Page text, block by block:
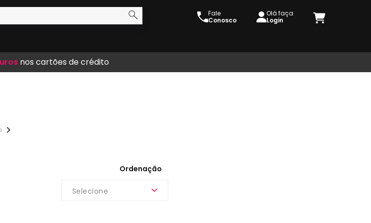
Fale
Conosco
Olá faça
Login
compras acima de R$ 300,00
nos cartões de crédito
descontono boleto
Ordenação
Selecione